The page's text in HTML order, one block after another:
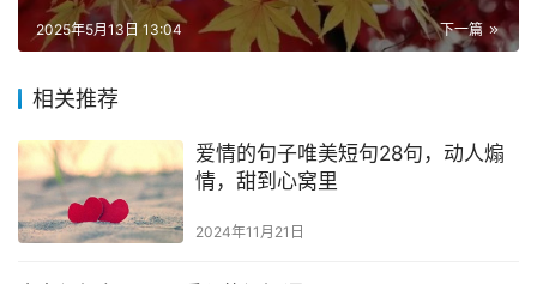
下一篇
2025年5月13日 13:04
相关推荐
爱情的句子唯美短句28句，动人煽
情，甜到心窝里
2024年11月21日